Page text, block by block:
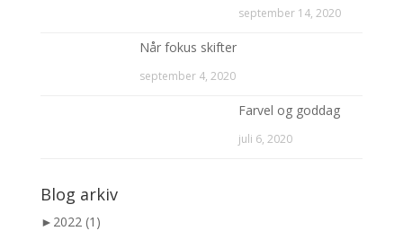
september 14, 2020
Når fokus skifter
september 4, 2020
Farvel og goddag
juli 6, 2020
Blog arkiv
► 2022 (1)